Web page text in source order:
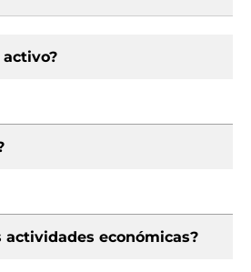
activo?
actividades económicas?